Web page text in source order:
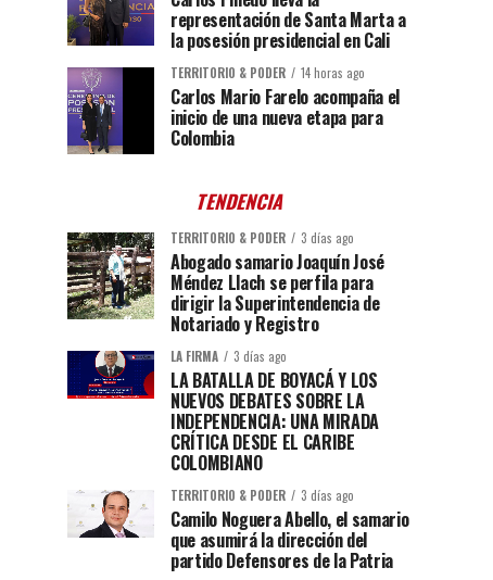
representación de Santa Marta a
la posesión presidencial en Cali
TERRITORIO & PODER 14 horas ago
Carlos Mario Farelo acompaña el
inicio de una nueva etapa para
Colombia
TENDENCIA
TERRITORIO & PODER 3 días ago
Abogado samario Joaquín José
Méndez Llach se perfila para
dirigir la Superintendencia de
Notariado y Registro
LA FIRMA 3 días ago
LA BATALLA DE BOYACÁ Y LOS
NUEVOS DEBATES SOBRE LA
INDEPENDENCIA: UNA MIRADA
CRÍTICA DESDE EL CARIBE
COLOMBIANO
TERRITORIO & PODER 3 días ago
Camilo Noguera Abello, el samario
que asumirá la dirección del
partido Defensores de la Patria